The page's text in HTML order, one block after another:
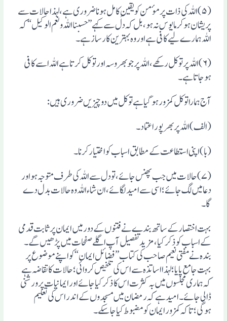
(۵)اللہ کی ذات پر موٴمن کو یقین ِکامل ہونا ضروری ہے ،لہذا حالات سے
پریشان ہوکر مایوس نہ ہو، بل کہ دل سے کہے”حسبنا اللہ ونعم الوکیل“کہ
اللہ ہمارے لیے کافی ہے اور وہ بہترین کار ساز ہے۔
(۶)اللہ پر توکل رکھے،اللہ پر جو بھروسہ اور توکل کرتاہے اللہ اسے کافی
ہوجاتاہے۔
آج ہمارا توکل کمزور ہوگیا ہے توکل میں دوچیزیں ضروری ہیں:
(الف)اللہ پر بھر پور اعتماد۔
(با)اپنی استطاعت کے مطابق اسباب کو اختیار کرنا۔
(۷)حالات میں جب پھنس جائے ،تو دل سے اللہ کی طرف متوجہ ہو اور
دعا میں لگ جائے ؛اسی سے امید لگائے ،ان شاء اللہ وہ حالات بدل دے
گا۔
بہت اختصار کے ساتھ بندے نے فتنوں کے دور میں ایمان پر ثابت قدمی
کے اسباب کو ذکر کیا، مزید تفصیل آپ اگلے صفحات میں پڑھیں گے۔
بندہ نے مفتی نعیم صاحب کی کتاب ”فضائل ایمان “کو اپنے موضوع پر
بہت جامع پایا ؛لہذا اساتذہ سے اس کی تلخیص کروائی؛حالات کا تقاضہ ہے
کہ ہماری مجلسوں میں بہ کثرت اس کا ذکر کیا جائے اور ایمانیات پر ورشنی
ڈالی جائے۔ امید ہے کہ رمضان میں مسجدوں کے اندر اس کی تعلیم
ہوگی؛ تاکہ کمزور ایمان کو مضبوط کیا جاسکے۔